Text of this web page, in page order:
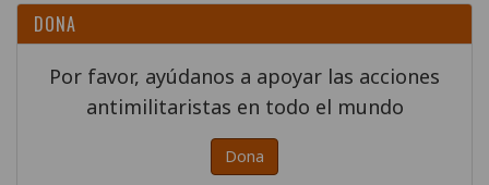
DONA
Por favor, ayúdanos a apoyar las acciones
antimilitaristas en todo el mundo
Dona